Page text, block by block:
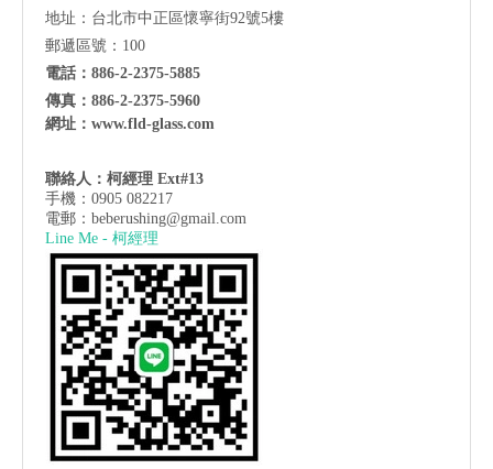
地址：台北市中正區懷寧街92號5樓
郵遞區號：100
電話：886-2-2375-5885
傳真：886-2-2375-5960
網址： www.fld-glass.com
聯絡人：柯經理 Ext#13
手機：0905 082217
電郵： beberushing@gmail.com
Line Me - 柯經理